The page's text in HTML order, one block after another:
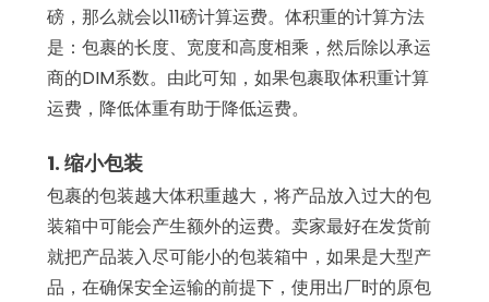
磅，那么就会以11磅计算运费。体积重的计算方法
是：包裹的长度、宽度和高度相乘，然后除以承运
商的DIM系数。由此可知，如果包裹取体积重计算
运费，降低体重有助于降低运费。
1. 缩小包装
包裹的包装越大体积重越大，将产品放入过大的包
装箱中可能会产生额外的运费。卖家最好在发货前
就把产品装入尽可能小的包装箱中，如果是大型产
品，在确保安全运输的前提下，使用出厂时的原包